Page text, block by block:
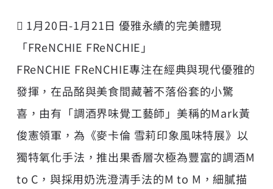
 1月20日-1月21日 優雅永續的完美體現
「FReNCHIE FReNCHIE」
FReNCHIE FReNCHIE專注在經典與現代優雅的
發揮，在品酩與美食間藏著不落俗套的小驚
喜，由有「調酒界味覺工藝師」美稱的Mark黃
俊憲領軍，為《麥卡倫 雪莉印象風味特展》以
獨特氧化手法，推出果香層次極為豐富的調酒M
to C，與採用奶洗澄清手法的M to M，細膩描